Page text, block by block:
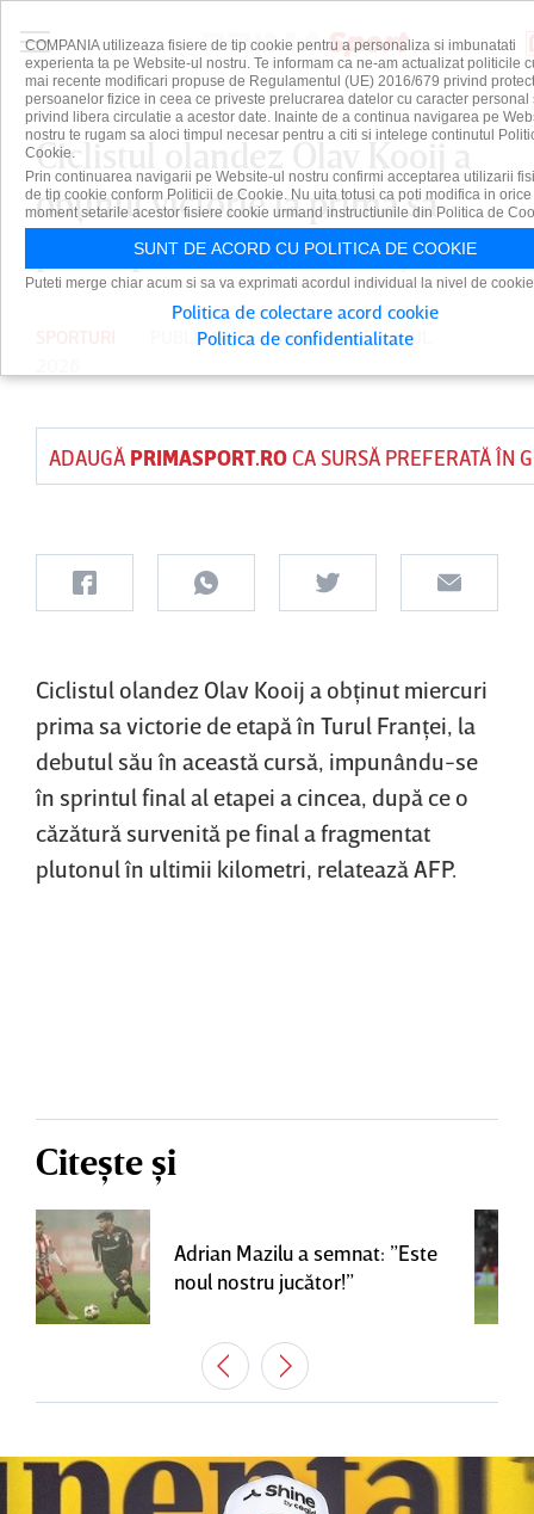
Ciclistul olandez Olav Kooij a
obţinut victorie la prima sa
participare în Turul Franţei
PUBLICAT DE DAIAN CUTUPE 8 IUL
ADAUGĂ PRIMASPORT.ROCA SURSĂ PREFERATĂ ÎN
Ciclistul olandez Olav Kooij a obţinut miercuri
prima sa victorie de etapă în Turul Franţei, la
debutul său în această cursă, impunându-se
în sprintul final al etapei a cincea, după ce o
căzătură survenită pe final a fragmentat
plutonul în ultimii kilometri, relatează AFP.
Citește și
Adrian Mazilu a semnat: ”Este
noul nostru jucător!”
COMPANIA utilizeaza fisiere de tip cookie pentru a personaliza si imbunatati
experienta ta pe Website-ul nostru. Te informam ca ne-am actualizat politicile
mai recente modificari propuse de Regulamentul (UE) 2016/679 privind
persoanelor fizice in ceea ce priveste prelucrarea datelor cu caracter personal
privind libera circulatie a acestor date. Inainte de a continua navigarea pe
nostru te rugam sa aloci timpul necesar pentru a citi si intelege continutul
Cookie.
Prin continuarea navigarii pe Website-ul nostru confirmi acceptarea utilizarii
de tip cookie conform Politicii de Cookie. Nu uita totusi ca poti modifica in orice
moment setarile acestor fisiere cookie urmand instructiunile din Politica de
SUNT DE ACORD CU POLITICA DE COOKIE
Puteti merge chiar acum si sa va exprimati acordul individual la nivel de
Politica de colectare acord cookie
Politica de confidentialitate